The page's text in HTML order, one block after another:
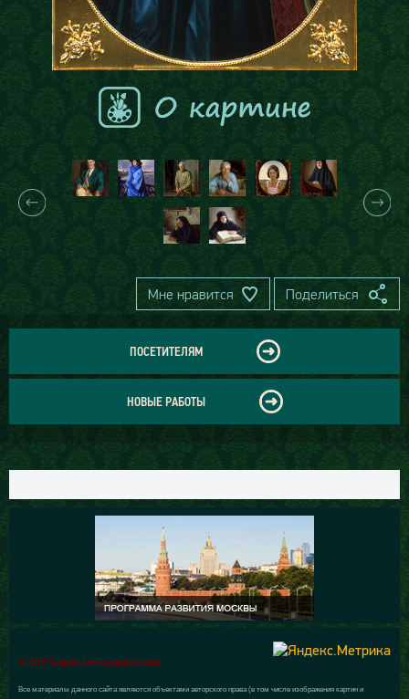
Мне нравится Поделиться
ПОСЕТИТЕЛЯМ
НОВЫЕ РАБОТЫ
© 2015 Галерея Александра Шилова
Все материалы данного сайта являются объектами авторского права (в том числе изображения картин и